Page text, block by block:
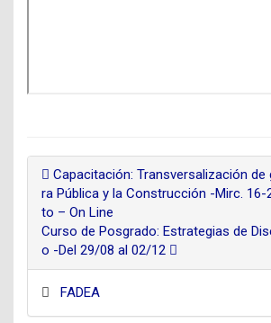
Capacitación: Transversalización de
ra Pública y la Construcción -Mirc. 16-
to – On Line
Curso de Posgrado: Estrategias de
o -Del 29/08 al 02/12
FADEA